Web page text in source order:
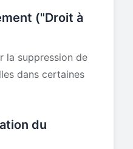
("Droit à
la suppression de
dans certaines
du